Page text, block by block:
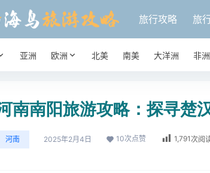
旅行攻略 旅
亚洲 欧洲 北美 南美 大洋洲 非洲
南南阳旅游攻略：探寻楚
河南 2025年2月4日 10次点赞 1,791次阅